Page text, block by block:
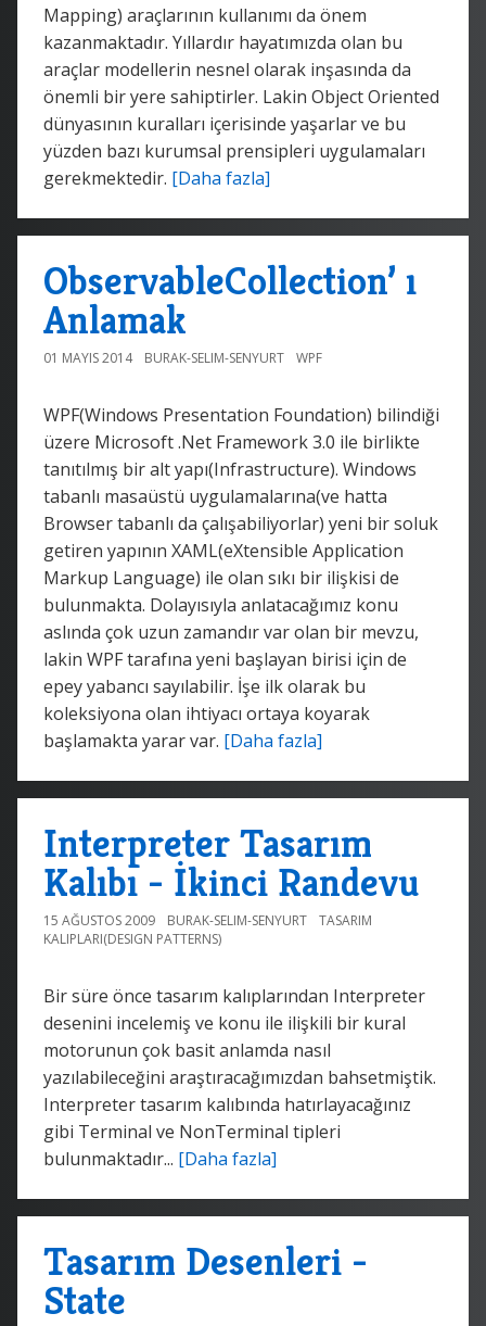
Mapping) araçlarının kullanımı da önem
kazanmaktadır. Yıllardır hayatımızda olan bu
araçlar modellerin nesnel olarak inşasında da
önemli bir yere sahiptirler. Lakin Object Oriented
dünyasının kuralları içerisinde yaşarlar ve bu
yüzden bazı kurumsal prensipleri uygulamaları
gerekmektedir. [Daha fazla]
ObservableCollection’ ı
Anlamak
01 MAYIS 2014 BURAK-SELIM-SENYURT WPF
WPF(Windows Presentation Foundation) bilindiği
üzere Microsoft .Net Framework 3.0 ile birlikte
tanıtılmış bir alt yapı(Infrastructure). Windows
tabanlı masaüstü uygulamalarına(ve hatta
Browser tabanlı da çalışabiliyorlar) yeni bir soluk
getiren yapının XAML(eXtensible Application
Markup Language) ile olan sıkı bir ilişkisi de
bulunmakta. Dolayısıyla anlatacağımız konu
aslında çok uzun zamandır var olan bir mevzu,
lakin WPF tarafına yeni başlayan birisi için de
epey yabancı sayılabilir. İşe ilk olarak bu
koleksiyona olan ihtiyacı ortaya koyarak
başlamakta yarar var. [Daha fazla]
Interpreter Tasarım
Kalıbı - İkinci Randevu
15 AĞUSTOS 2009 BURAK-SELIM-SENYURT
TASARIM
KALIPLARI(DESIGN PATTERNS)
Bir süre önce tasarım kalıplarından Interpreter
desenini incelemiş ve konu ile ilişkili bir kural
motorunun çok basit anlamda nasıl
yazılabileceğini araştıracağımızdan bahsetmiştik.
Interpreter tasarım kalıbında hatırlayacağınız
gibi Terminal ve NonTerminal tipleri
bulunmaktadır... [Daha fazla]
Tasarım Desenleri -
State